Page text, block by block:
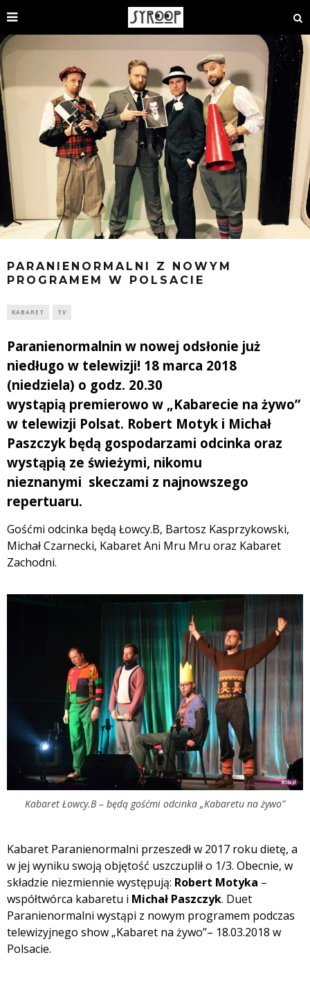
PARANIENORMALNI Z NOWYM
PROGRAMEM W POLSACIE
KABARET TV
Paranienormalnin w nowej odsłonie już
niedługo w telewizji! 18 marca 2018
(niedziela) o godz. 20.30
wystąpią premierowo w „Kabarecie na żywo”
w telewizji Polsat. Robert Motyk i Michał
Paszczyk będą gospodarzami odcinka oraz
wystąpią ze świeżymi, nikomu
nieznanymi skeczami z najnowszego
repertuaru.
Gośćmi odcinka będą Łowcy.B, Bartosz Kasprzykowski,
Michał Czarnecki, Kabaret Ani Mru Mru oraz Kabaret
Zachodni.
Kabaret Łowcy.B – będą gośćmi odcinka „Kabaretu na żywo”
Kabaret Paranienormalni przeszedł w 2017 roku dietę, a
w jej wyniku swoją objętość uszczuplił o 1/3. Obecnie, w
składzie niezmiennie występują: Robert Motyka –
współtwórca kabaretu i Michał Paszczyk. Duet
Paranienormalni wystąpi z nowym programem podczas
telewizyjnego show „Kabaret na żywo”– 18.03.2018 w
Polsacie.